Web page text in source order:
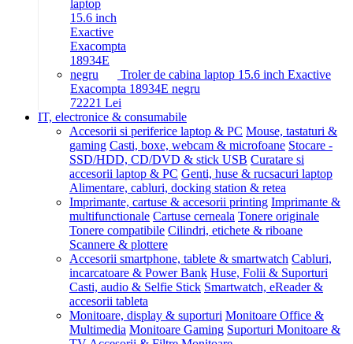
Troler de cabina laptop 15.6 inch Exactive
Exacompta 18934E negru
72221 Lei
IT, electronice & consumabile
Accesorii si periferice laptop & PC Mouse, tastaturi &
gaming Casti, boxe, webcam & microfoane Stocare -
SSD/HDD, CD/DVD & stick USB Curatare si
accesorii laptop & PC Genti, huse & rucsacuri laptop
Alimentare, cabluri, docking station & retea
Imprimante, cartuse & accesorii printing Imprimante &
multifunctionale Cartuse cerneala Tonere originale
Tonere compatibile Cilindri, etichete & riboane
Scannere & plottere
Accesorii smartphone, tablete & smartwatch Cabluri,
incarcatoare & Power Bank Huse, Folii & Suporturi
Casti, audio & Selfie Stick Smartwatch, eReader &
accesorii tableta
Monitoare, display & suporturi Monitoare Office &
Multimedia Monitoare Gaming Suporturi Monitoare &